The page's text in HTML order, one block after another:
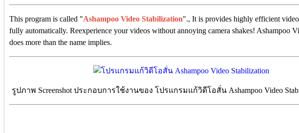
This program is called "Ashampoo Video Stabilization"., It is provides highly efficient
fully automatically. Reexperience your videos without annoying camera shakes! Ashampoo
does more than the name implies.
รูปภาพ Screenshot ประกอบการใช้งานของ โปรแกรมแก้วิดีโอสั่น Ashampoo Video